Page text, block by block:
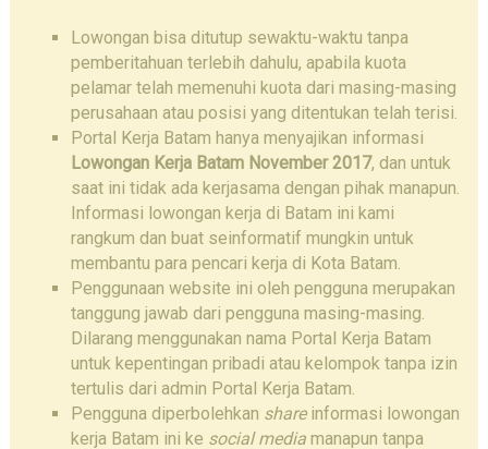
Lowongan bisa ditutup sewaktu-waktu tanpa
pemberitahuan terlebih dahulu, apabila kuota
pelamar telah memenuhi kuota dari masing-masing
perusahaan atau posisi yang ditentukan telah terisi.
Portal Kerja Batam hanya menyajikan informasi
Lowongan Kerja Batam November 2017, dan untuk
saat ini tidak ada kerjasama dengan pihak manapun.
Informasi lowongan kerja di Batam ini kami
rangkum dan buat seinformatif mungkin untuk
membantu para pencari kerja di Kota Batam.
Penggunaan website ini oleh pengguna merupakan
tanggung jawab dari pengguna masing-masing.
Dilarang menggunakan nama Portal Kerja Batam
untuk kepentingan pribadi atau kelompok tanpa izin
tertulis dari admin Portal Kerja Batam.
Pengguna diperbolehkan shareinformasi lowongan
kerja Batam ini ke social mediamanapun tanpa